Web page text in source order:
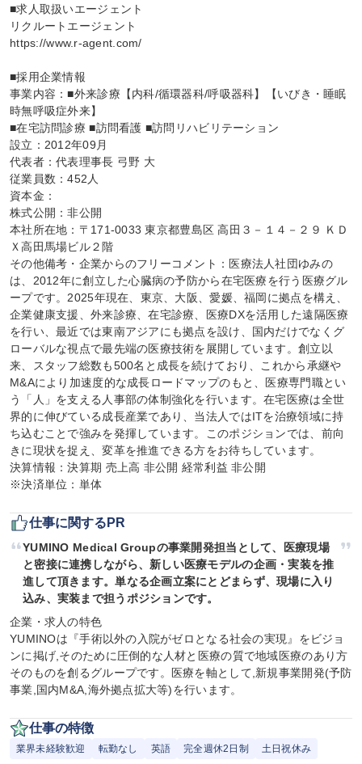
■求人取扱いエージェント
リクルートエージェント
https://www.r-agent.com/
■採用企業情報
事業内容：■外来診療【内科/循環器科/呼吸器科】【いびき・睡眠
時無呼吸症外来】
■在宅訪問診療 ■訪問看護 ■訪問リハビリテーション
設立：2012年09月
代表者：代表理事長 弓野 大
従業員数：452人
資本金：
株式公開：非公開
本社所在地：〒171-0033 東京都豊島区 高田３－１４－２９ ＫＤ
Ｘ高田馬場ビル２階
その他備考・企業からのフリーコメント：医療法人社団ゆみの
は、2012年に創立した心臓病の予防から在宅医療を行う医療グル
ープです。2025年現在、東京、大阪、愛媛、福岡に拠点を構え、
企業健康支援、外来診療、在宅診療、医療DXを活用した遠隔医療
を行い、最近では東南アジアにも拠点を設け、国内だけでなくグ
ローバルな視点で最先端の医療技術を展開しています。創立以
来、スタッフ総数も500名と成長を続けており、これから承継や
M&Aにより加速度的な成長ロードマップのもと、医療専門職とい
う「人」を支える人事部の体制強化を行います。在宅医療は全世
界的に伸びている成長産業であり、当法人ではITを治療領域に持
ち込むことで強みを発揮しています。このポジションでは、前向
きに現状を捉え、変革を推進できる方をお待ちしています。
決算情報：決算期 売上高 非公開 経常利益 非公開
※決済単位：単体
仕事に関するPR
YUMINO Medical Groupの事業開発担当として、医療現場
と密接に連携しながら、新しい医療モデルの企画・実装を推
進して頂きます。単なる企画立案にとどまらず、現場に入り
込み、実装まで担うポジションです。
企業・求人の特色
YUMINOは『手術以外の入院がゼロとなる社会の実現』をビジョ
ンに掲げ,そのために圧倒的な人材と医療の質で地域医療のあり方
そのものを創るグループです。医療を軸として,新規事業開発(予防
事業,国内M&A,海外拠点拡大等)を行います。
仕事の特徴
業界未経験歓迎 転勤なし 英語 完全週休2日制 土日祝休み